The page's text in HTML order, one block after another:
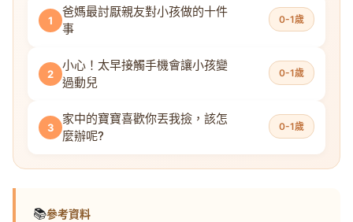
1
爸媽最討厭親友對小孩做的十件
事
0-1歲
2
小心！太早接觸手機會讓小孩變
過動兒
0-1歲
3
家中的寶寶喜歡你丟我撿，該怎
麼辦呢?
0-1歲
📚參考資料